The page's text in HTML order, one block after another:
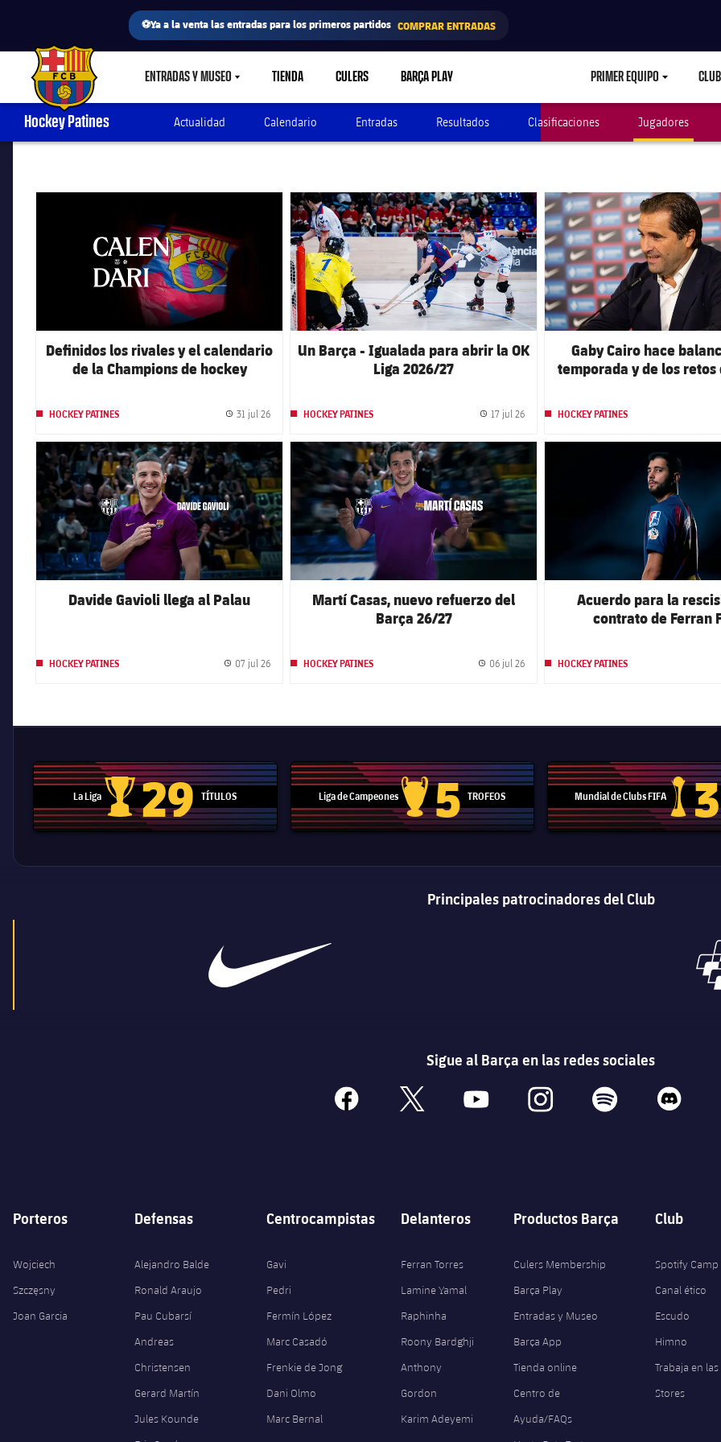
⚽Ya a la venta las entradas para los primeros partidos COMPRAR ENTRADAS
FC Barcelona club badge ENTRADAS Y MUSEOLABEL.SHARE.CARETDOWN
TIENDA CULERS BARÇA PLAY PRIMER EQUIPO CLUB
Hockey Patines Actualidad Calendario Entradas Resultados Clasificaciones Jugadores
Definidos los rivales y el calendario
de la Champions de hockey
HOCKEY PATINES Fecha de publicación
31 jul 26
FC Barcelona club badge
Un Barça - Igualada para abrir la OK
Liga 2026/27
HOCKEY PATINES Fecha de publicación
17 jul 26
FC Barcelona club badge
Gaby Cairo hace
temporada y de los
HOCKEY PATINES
FC Barcelona club badge
Davide Gavioli llega al Palau
HOCKEY PATINES Fecha de publicación
07 jul 26
FC Barcelona club badge
Martí Casas, nuevo refuerzo del
Barça 26/27
HOCKEY PATINES Fecha de publicación
06 jul 26
FC Barcelona club badge
Acuerdo para la
contrato de Ferran
HOCKEY PATINES
La Liga
Trofeo de La Liga
29 TÍTULOS Liga de Campeones
Trofeo de la Liga de Campeones
5 TROFEOS Mundial de Clubs FIFA
Trofeo del
3
Principales patrocinadores del Club
Sigue al Barça en las redes sociales
facebook x youtube instagram spotify discord
Porteros
Wojciech
Szczęsny
Joan Garcia
Defensas
Alejandro Balde
Ronald Araujo
Pau Cubarsí
Andreas
Christensen
Gerard Martín
Jules Kounde
Centrocampistas
Gavi
Pedri
Fermín López
Marc Casadó
Frenkie de Jong
Dani Olmo
Marc Bernal
Delanteros
Ferran Torres
Lamine Yamal
Raphinha
Roony Bardghji
Anthony
Gordon
Karim Adeyemi
Productos Barça
Culers Membership
Barça Play
Entradas y Museo
Barça App
Tienda online
Centro de
Ayuda/FAQs
Club
Spotify Camp
Canal ético
Escudo
Himno
Trabaja en las
Stores